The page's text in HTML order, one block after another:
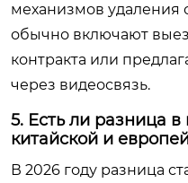
механизмов удаления
обычно включают
контракта или
через видеосвязь.
5. Есть ли разница
китайской и
В 2026 году разница